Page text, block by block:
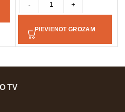
- +
PIEVIENOT GROZAM
TV